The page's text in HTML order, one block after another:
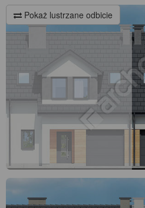
Pokaż lustrzane odbicie